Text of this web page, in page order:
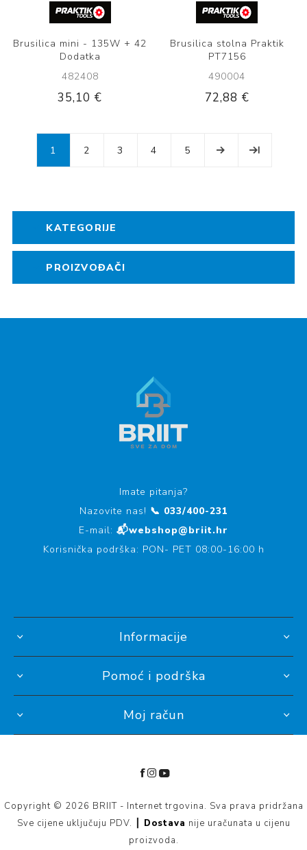
Brusilica mini - 135W + 42
Dodatka
482408
35,10 €
Brusilica stolna Praktik
PT7156
490004
72,88 €
1 2 3 4 5
KATEGORIJE
PROIZVOĐAČI
Imate pitanja?
Nazovite nas! 📞 033/400-231
E-mail: 📬webshop@briit.hr
Korisnička podrška: PON- PET 08:00-16:00 h
Informacije
Pomoć i podrška
Moj račun
Copyright © 2026 BRIIT - Internet trgovina. Sva prava pridržana
Sve cijene uključuju PDV. ┃ Dostava nije uračunata u cijenu
proizvoda.